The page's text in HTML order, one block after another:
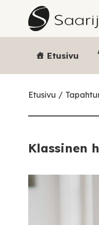
Skip to content
Etusivu
Etusivu
Klassinen